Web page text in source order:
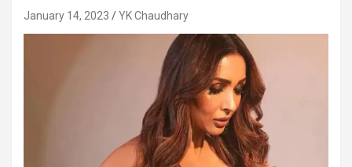
January 14, 2023 YK Chaudhary